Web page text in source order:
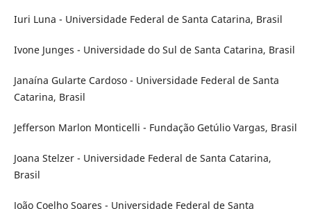
Iuri Luna - Universidade Federal de Santa Catarina, Brasil
Ivone Junges - Universidade do Sul de Santa Catarina, Brasil
Janaína Gularte Cardoso - Universidade Federal de Santa
Catarina, Brasil
Jefferson Marlon Monticelli - Fundação Getúlio Vargas, Brasil
Joana Stelzer - Universidade Federal de Santa Catarina,
Brasil
João Coelho Soares - Universidade Federal de Santa